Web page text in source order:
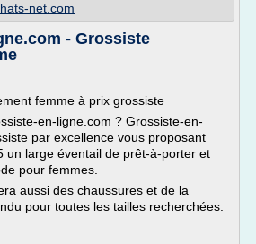
net.com
- Grossiste
femme à prix grossiste
en-ligne.com ? Grossiste-en-
par excellence vous proposant
un large éventail de prêt-à-porter et
pour femmes.
aussi des chaussures et de la
pour toutes les tailles recherchées.